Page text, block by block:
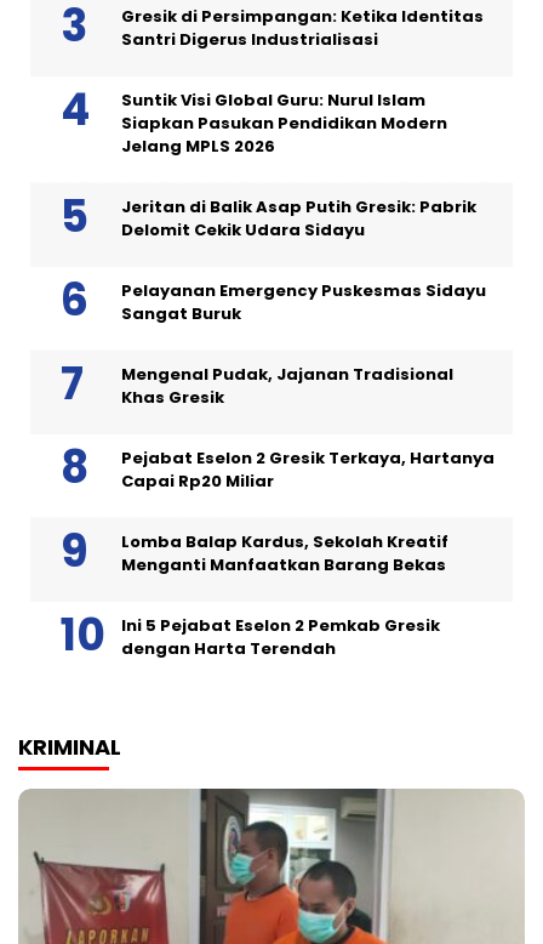
Gresik di Persimpangan: Ketika Identitas
Santri Digerus Industrialisasi
Suntik Visi Global Guru: Nurul Islam
Siapkan Pasukan Pendidikan Modern
Jelang MPLS 2026
Jeritan di Balik Asap Putih Gresik: Pabrik
Delomit Cekik Udara Sidayu
Pelayanan Emergency Puskesmas Sidayu
Sangat Buruk
Mengenal Pudak, Jajanan Tradisional
Khas Gresik
Pejabat Eselon 2 Gresik Terkaya, Hartanya
Capai Rp20 Miliar
Lomba Balap Kardus, Sekolah Kreatif
Menganti Manfaatkan Barang Bekas
Ini 5 Pejabat Eselon 2 Pemkab Gresik
dengan Harta Terendah
KRIMINAL